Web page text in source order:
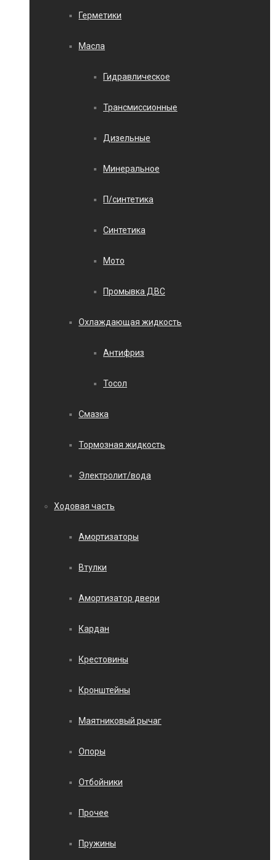
Герметики
Масла
Гидравлическое
Трансмиссионные
Дизельные
Минеральное
П/синтетика
Синтетика
Мото
Промывка ДВС
Охлаждающая жидкость
Антифриз
Тосол
Смазка
Тормозная жидкость
Электролит/вода
Ходовая часть
Амортизаторы
Втулки
Амортизатор двери
Кардан
Крестовины
Кронштейны
Маятниковый рычаг
Опоры
Отбойники
Прочее
Пружины